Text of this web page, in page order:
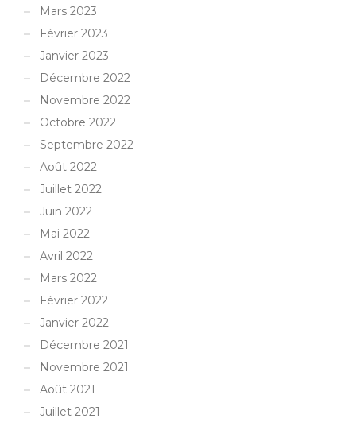
Mars 2023
Février 2023
Janvier 2023
Décembre 2022
Novembre 2022
Octobre 2022
Septembre 2022
Août 2022
Juillet 2022
Juin 2022
Mai 2022
Avril 2022
Mars 2022
Février 2022
Janvier 2022
Décembre 2021
Novembre 2021
Août 2021
Juillet 2021